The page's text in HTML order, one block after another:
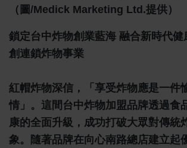
（圖/Medick Marketing Ltd.提供）
鎖定台中炸物創業藍海 融合新時代健
創連鎖炸物事業
紅帽炸物深信，「享受炸物應是一件
情」。這間台中炸物加盟品牌透過食
康的全面升級，成功打破大眾對傳統
象。隨著品牌在向心南路總店建立起